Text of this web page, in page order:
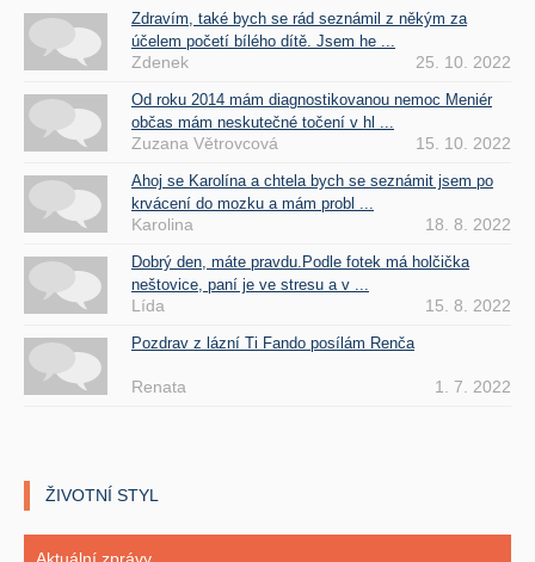
Zdravím, také bych se rád seznámil z někým za
účelem početí bílého dítě. Jsem he ...
Zdenek 25. 10. 2022
Od roku 2014 mám diagnostikovanou nemoc Meniér
občas mám neskutečné točení v hl ...
Zuzana Větrovcová 15. 10. 2022
Ahoj se Karolína a chtela bych se seznámit jsem po
krvácení do mozku a mám probl ...
Karolina 18. 8. 2022
Dobrý den, máte pravdu.Podle fotek má holčička
neštovice, paní je ve stresu a v ...
Lída 15. 8. 2022
Pozdrav z lázní Ti Fando posílám Renča
Renata 1. 7. 2022
ŽIVOTNÍ STYL